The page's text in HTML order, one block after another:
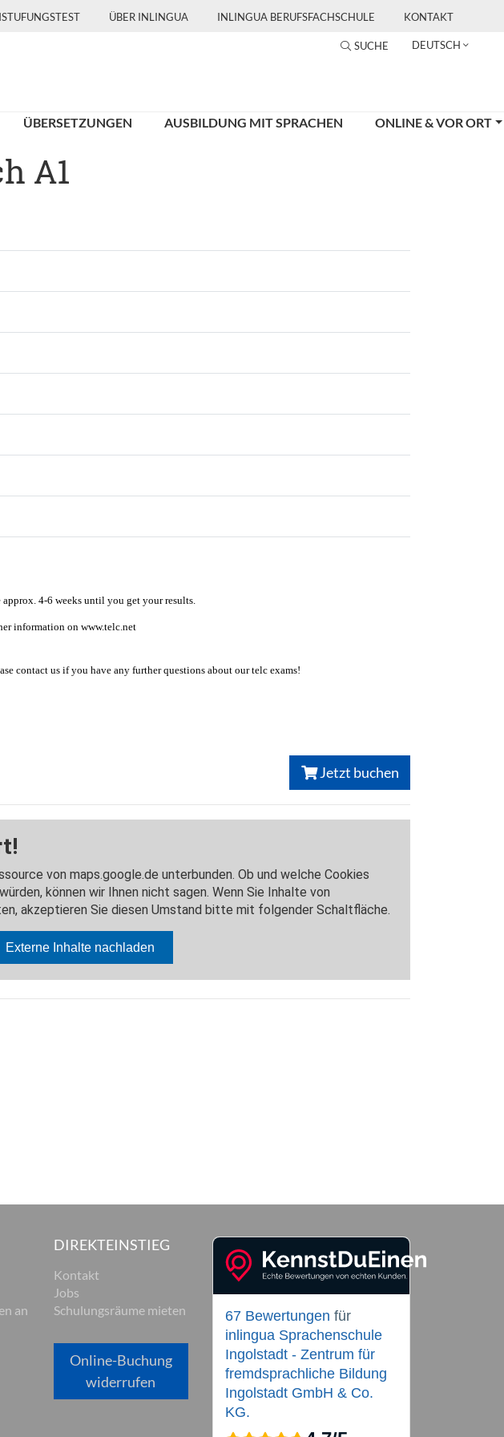
ÜBER INLINGUA INLINGUA BERUFSFACHSCHULE KONTAKT
SUCHE DEUTSCH
ÜBERSETZUNGEN AUSBILDUNG MIT SPRACHEN ONLINE & VOR ORT
A1
4-6 weeks until you get your results.
information on www.telc.net
contact us if you have any further questions about our telc exams!
Jetzt buchen
an
DIREKTEINSTIEG
Kontakt
Jobs
Schulungsräume mieten
Online-Buchung
widerrufen
67 Bewertungen für
inlingua Sprachenschule
Ingolstadt - Zentrum für
fremdsprachliche Bildung
Ingolstadt GmbH & Co.
KG.